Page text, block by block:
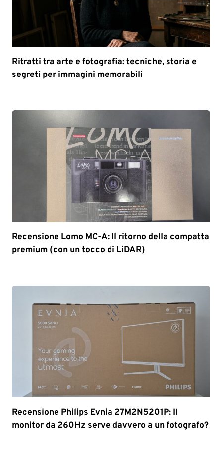
Ritratti tra arte e fotografia: tecniche, storia e
segreti per immagini memorabili
Recensione Lomo MC-A: Il ritorno della compatta
premium (con un tocco di LiDAR)
Recensione Philips Evnia 27M2N5201P: Il
monitor da 260Hz serve davvero a un fotografo?